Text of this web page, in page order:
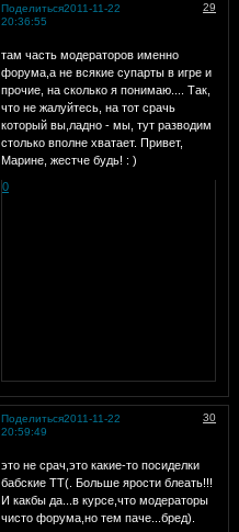
Поделиться 29
2011-11-22
20:36:55
там часть модераторов именно
форума,а не всякие супарты в игре и
прочие, на сколько я понимаю.... Так,
что не жалуйтесь, на тот срачь
который вы,ладно - мы, тут разводим
столько вполне хватает. Привет,
Марине, жестче будь! : )
0
Поделиться 30
2011-11-22
20:59:49
это не срач,это какие-то посиделки
бабские ТТ(. Больше ярости блеать!!!
И какбы да...в курсе,что модераторы
чисто форума,но тем паче...бред).